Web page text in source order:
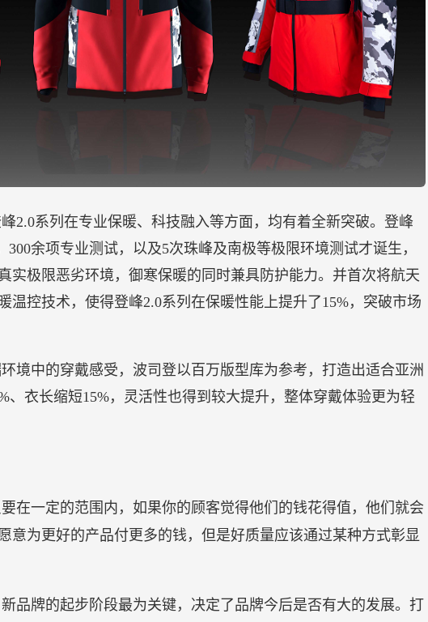
正式在慕尼黑开设德国子公司并设立欧洲总部，作为开拓欧洲大
登陆2021年慕尼黑车展之后的又一次战略举措，将加速推进长城
能驾驶和车联网等领域。长城汽车慕尼黑团队将持续扩大，预计
300人。
长城汽车与供应商之间的合作，包括对上下游供应链的投资。长
萨尔州建设电池工厂，总投资20亿欧元，包括电芯模组工厂和模
汽车在于伯黑恩和不莱梅设有顶棚生产基地。
个生活方式生态系统，不仅提供优质的产品，
”】
任论坛在北京举行，活动主题为共富愿景下的责任进化。在论坛
疫情方面做出的突出贡献，成功入选。
展玩出新花样】
活”的主题理念，汇聚汽车领域顶级企业、车企领袖、行业精英、